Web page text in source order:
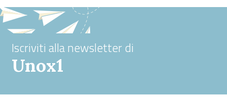
Iscriviti alla newsletter di
Unox1